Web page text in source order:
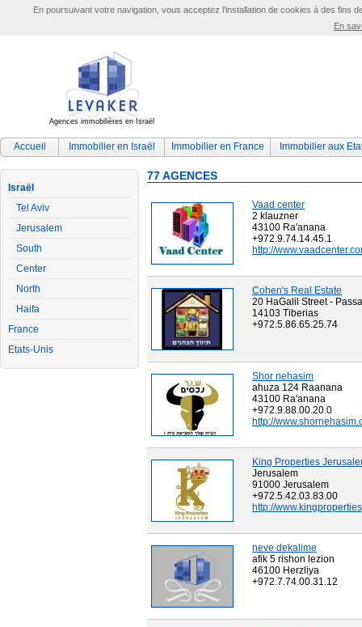
En poursuivant votre navigation, vous acceptez l'installation de cookies à des
En
Agences immobilières en Israël
Accueil Immobilier en Israël Immobilier en France Immobilier aux
Israël
Tel Aviv
Jerusalem
South
Center
North
Haifa
France
Etats-Unis
77 AGENCES
Vaad center
2 klauzner
43100 Ra'anana
+972.9.74.14.45.1
http://
Cohen's Real Estate
20 HaGalil Street -
14103 Tiberias
+972.5.86.65.25.74
Shor nehasim
ahuza 124 Raanana
43100 Ra'anana
+972.9.88.00.20.0
http://
King Properties
Jerusalem
91000 Jerusalem
+972.5.42.03.83.00
http://
neve dekalime
afik 5 rishon lezion
46100 Herzliya
+972.7.74.00.31.12